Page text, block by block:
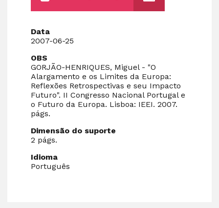
Data
2007-06-25
OBS
GORJÃO-HENRIQUES, Miguel - "O
Alargamento e os Limites da Europa:
Reflexões Retrospectivas e seu Impacto
Futuro". II Congresso Nacional Portugal e
o Futuro da Europa. Lisboa: IEEI. 2007.
págs.
Dimensão do suporte
2 págs.
Idioma
Português